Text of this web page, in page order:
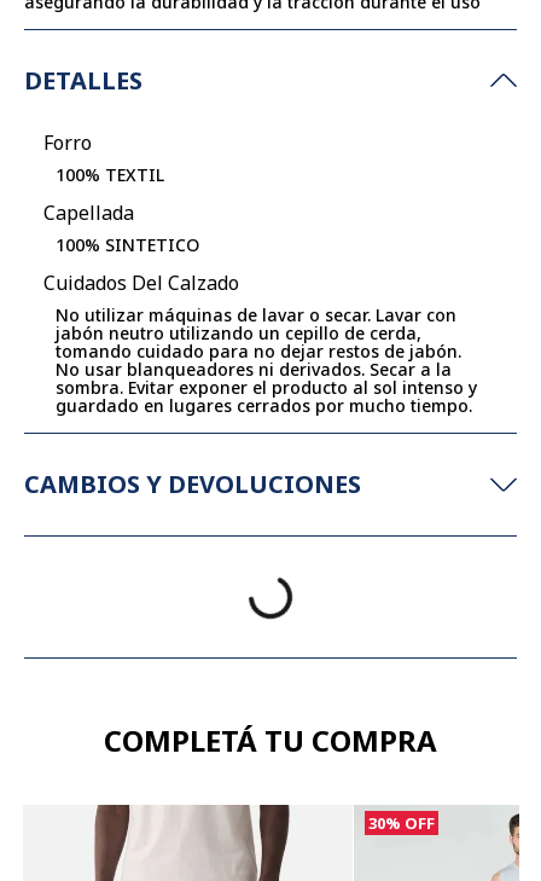
DETALLES
Forro
100% TEXTIL
Capellada
100% SINTETICO
Cuidados Del Calzado
No utilizar máquinas de lavar o secar. Lavar con
jabón neutro utilizando un cepillo de cerda,
tomando cuidado para no dejar restos de jabón.
No usar blanqueadores ni derivados. Secar a la
sombra. Evitar exponer el producto al sol intenso y
guardado en lugares cerrados por mucho tiempo.
CAMBIOS Y DEVOLUCIONES
COMPLETÁ TU COMPRA
30% OFF